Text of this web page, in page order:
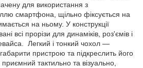
для використання з
смартфона, щільно фіксується на
на ньому. У конструкції
всі прорізи для динаміків, роз'ємів і
Легкий і тонкий чохол —
пристрою та підкреслить його
тактильно та візуально,